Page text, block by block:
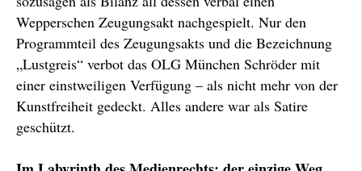
Wepperschen Zeugungsakt nachgespielt. Nur den
Programmteil des Zeugungsakts und die Bezeichnung
„Lustgreis“ verbot das OLG München Schröder mit
einer einstweiligen Verfügung – als nicht mehr von der
Kunst­freiheit gedeckt. Alles andere war als Satire
geschützt.